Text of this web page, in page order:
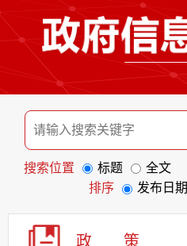
搜索位置 标题 全文
排序
发布日期
政 策